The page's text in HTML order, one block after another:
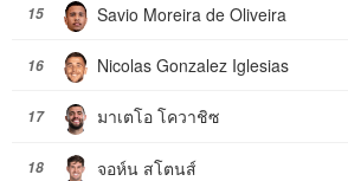
15 Savio Moreira de Oliveira
16 Nicolas Gonzalez Iglesias
17 มาเตโอ โควาชิซ
18 จอห์น สโตนส์